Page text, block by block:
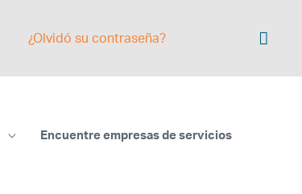
¿Olvidó su contraseña?
Encuentre empresas de servicios